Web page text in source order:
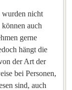
wurden nicht
auch
gerne
hängt die
der Art der
bei Personen,
sind, auch